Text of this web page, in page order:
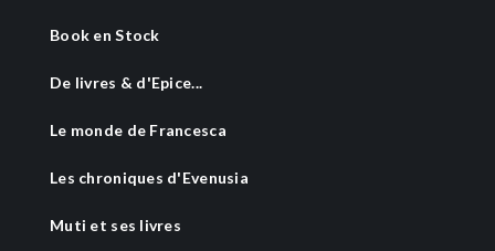
Book en Stock
De livres & d'Epice...
Le monde de Francesca
Les chroniques d'Evenusia
Muti et ses livres